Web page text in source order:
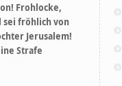
Frohlocke,
sei fröhlich von
Jerusalem!
Strafe